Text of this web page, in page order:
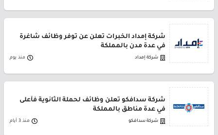
شركة إمداد الخبرات تعلن عن توفر وظائف شاغرة
في عدة مدن بالمملكة
شركة إمداد منذ يوم
شركة سدافكو تعلن وظائف لحملة الثانوية فأعلى
في عدة مناطق بالمملكة
شركة سدافكو منذ 3 أيام